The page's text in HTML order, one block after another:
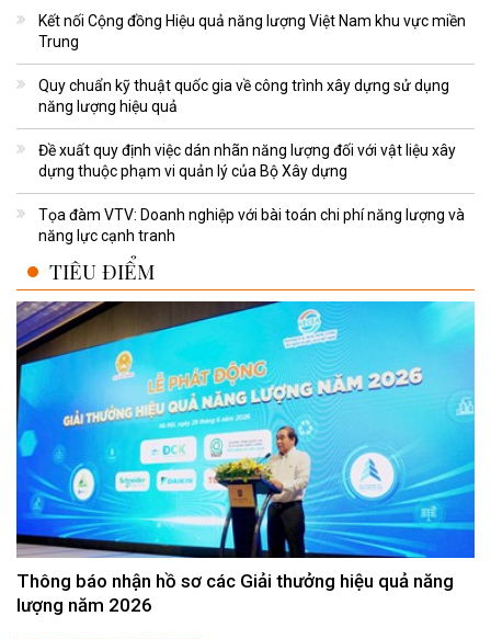
Kết nối Cộng đồng Hiệu quả năng lượng Việt Nam khu vực miền
Trung
Quy chuẩn kỹ thuật quốc gia về công trình xây dựng sử dụng
năng lượng hiệu quả
Đề xuất quy định việc dán nhãn năng lượng đối với vật liệu xây
dựng thuộc phạm vi quản lý của Bộ Xây dựng
Tọa đàm VTV: Doanh nghiệp với bài toán chi phí năng lượng và
năng lực cạnh tranh
TIÊU ĐIỂM
Thông báo nhận hồ sơ các Giải thưởng hiệu quả năng
lượng năm 2026